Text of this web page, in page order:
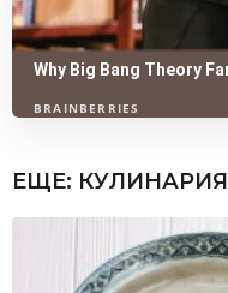
ЕЩЕ: КУЛИНАРИЯ